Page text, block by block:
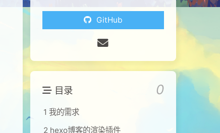
GitHub
目录 0
1 我的需求
2 hexo博客的渲染插件